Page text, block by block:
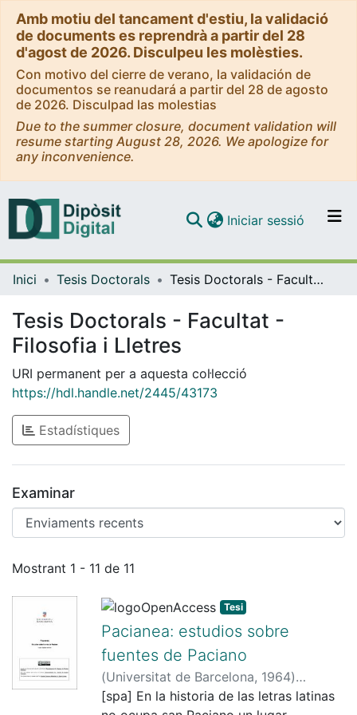
Amb motiu del tancament d'estiu, la validació
de documents es reprendrà a partir del 28
d'agost de 2026. Disculpeu les molèsties.
Con motivo del cierre de verano, la validación de
documentos se reanudará a partir del 28 de agosto
de 2026. Disculpad las molestias
Due to the summer closure, document validation will
resume starting August 28, 2026. We apologize for
any inconvenience.
Navega per tot el DD
Com publicar
Contacte
Iniciar sessió (current)
Inici Tesis Doctorals Tesis Doctorals - Facultat - Filosofia i Lletres
Tesis Doctorals - Facultat -
Filosofia i Lletres
URI permanent per a aquesta col·lecció
https://hdl.handle.net/2445/43173
Estadístiques
Examinar
Enviaments recents
Mostrant 1 - 11 de 11
Tesi
Pacianea: estudios sobre
fuentes de Paciano
(Universitat de Barcelona, 1964)
Anglada, Àngel;Rubio Fernández,
[spa] En la historia de las letras latinas